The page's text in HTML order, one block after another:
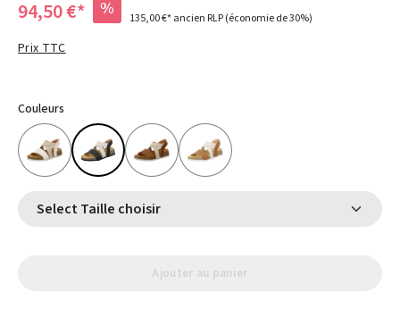
94,50 €* % 135,00 €*ancien RLP(économie de 30%)
Prix TTC
Couleurs
Select Taille choisir
Ajouter au panier